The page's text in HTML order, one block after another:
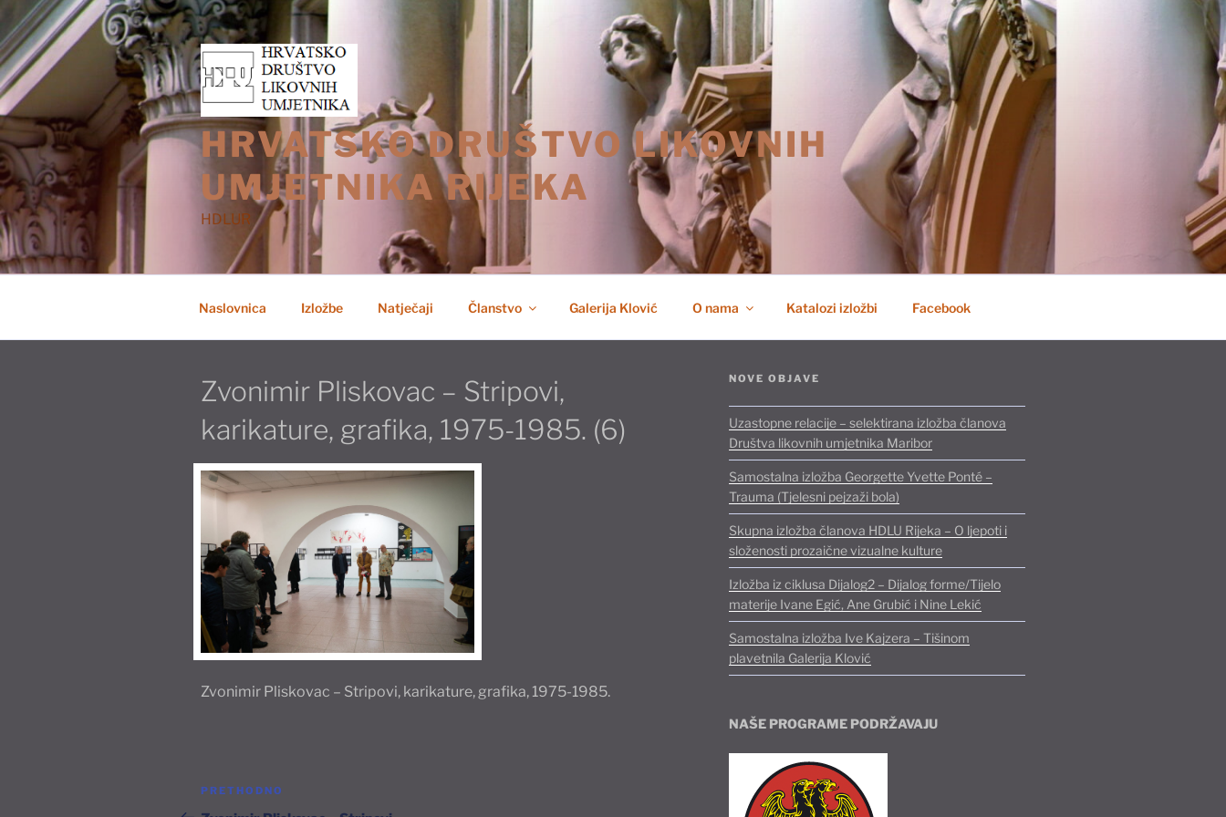
Preskoči
na
sadržaj
HRVATSKO DRUŠTVO LIKOVNIH
UMJETNIKA RIJEKA
HDLUR
Naslovnica Izložbe Natječaji Članstvo Galerija Klović O nama Katalozi izložbi Facebook
Zvonimir Pliskovac – Stripovi,
karikature, grafika, 1975-1985. (6)
Zvonimir Pliskovac – Stripovi, karikature, grafika, 1975-1985.
Navigacija
Prethodna
PRETHODNO
NOVE OBJAVE
Uzastopne relacije – selektirana izložba članova
Društva likovnih umjetnika Maribor
Samostalna izložba Georgette Yvette Ponté –
Trauma (Tjelesni pejzaži bola)
Skupna izložba članova HDLU Rijeka – O ljepoti i
složenosti prozaične vizualne kulture
Izložba iz ciklusa Dijalog2 – Dijalog forme/Tijelo
materije Ivane Egić, Ane Grubić i Nine Lekić
Samostalna izložba Ive Kajzera – Tišinom
plavetnila Galerija Klović
NAŠE PROGRAME PODRŽAVAJU